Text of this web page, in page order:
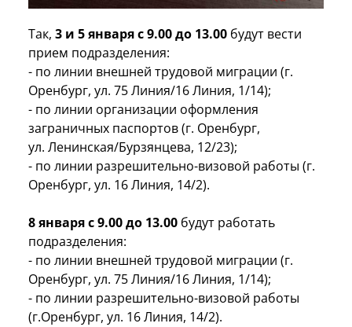
Так, 3 и 5 января с 9.00 до 13.00 будут вести
прием подразделения:
- по линии внешней трудовой миграции (г.
Оренбург, ул. 75 Линия/16 Линия, 1/14);
- по линии организации оформления
заграничных паспортов (г. Оренбург,
ул. Ленинская/Бурзянцева, 12/23);
- по линии разрешительно-визовой работы (г.
Оренбург, ул. 16 Линия, 14/2).
8 января с 9.00 до 13.00 будут работать
подразделения:
- по линии внешней трудовой миграции (г.
Оренбург, ул. 75 Линия/16 Линия, 1/14);
- по линии разрешительно-визовой работы
(г.Оренбург, ул. 16 Линия, 14/2).